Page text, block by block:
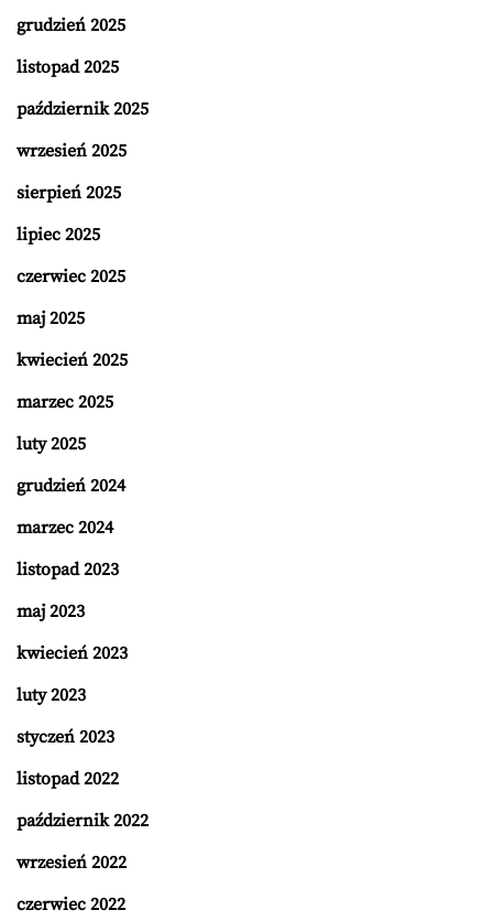
grudzień 2025
listopad 2025
październik 2025
wrzesień 2025
sierpień 2025
lipiec 2025
czerwiec 2025
maj 2025
kwiecień 2025
marzec 2025
luty 2025
grudzień 2024
marzec 2024
listopad 2023
maj 2023
kwiecień 2023
luty 2023
styczeń 2023
listopad 2022
październik 2022
wrzesień 2022
czerwiec 2022